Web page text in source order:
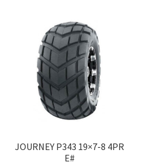
JOURNEY P343 19×7-8 4PR
E#